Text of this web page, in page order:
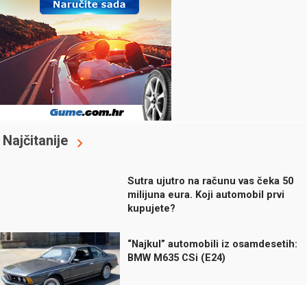
Najčitanije
Sutra ujutro na računu vas čeka 50
milijuna eura. Koji automobil prvi
kupujete?
“Najkul” automobili iz osamdesetih:
BMW M635 CSi (E24)